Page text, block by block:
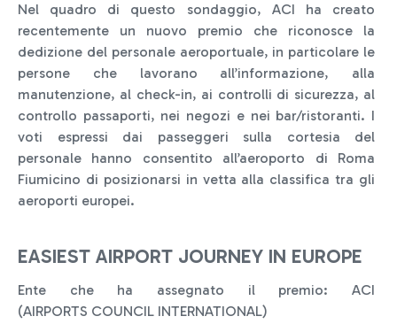
Nel quadro di questo sondaggio, ACI ha creato
recentemente un nuovo premio che riconosce la
dedizione del personale aeroportuale, in particolare le
persone che lavorano all’informazione, alla
manutenzione, al check-in, ai controlli di sicurezza, al
controllo passaporti, nei negozi e nei bar/ristoranti. I
voti espressi dai passeggeri sulla cortesia del
personale hanno consentito all’aeroporto di Roma
Fiumicino di posizionarsi in vetta alla classifica tra gli
aeroporti europei.
EASIEST AIRPORT JOURNEY IN EUROPE
Ente che ha assegnato il premio: ACI
(AIRPORTS COUNCIL INTERNATIONAL)